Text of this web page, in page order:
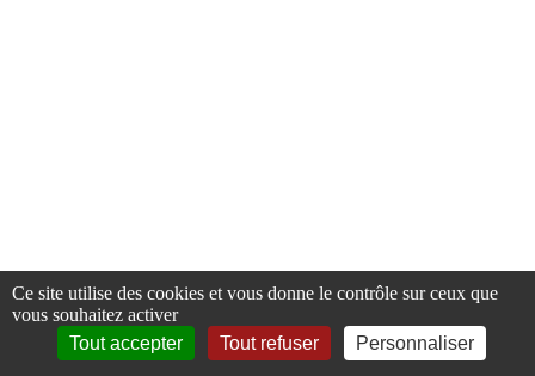
FR EN
Ce site utilise des cookies et vous donne le contrôle sur ceux que
vous souhaitez activer
Tout accepter
Tout refuser Personnaliser